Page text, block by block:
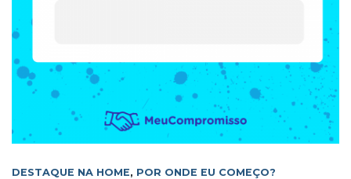
DESTAQUE NA HOME, POR ONDE EU COMEÇO?